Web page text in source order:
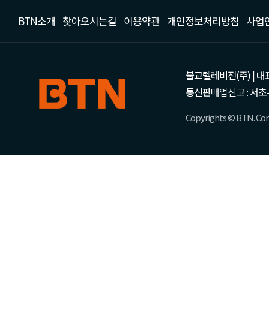
BTN소개 찾아오시는길 이용약관 개인정보처리방침 사업
불교텔레비전(주) | 대
통신판매업신고 : 서
Copyrights © BTN.